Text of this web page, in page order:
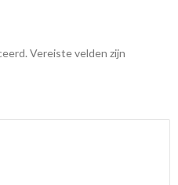
Vereiste velden zijn